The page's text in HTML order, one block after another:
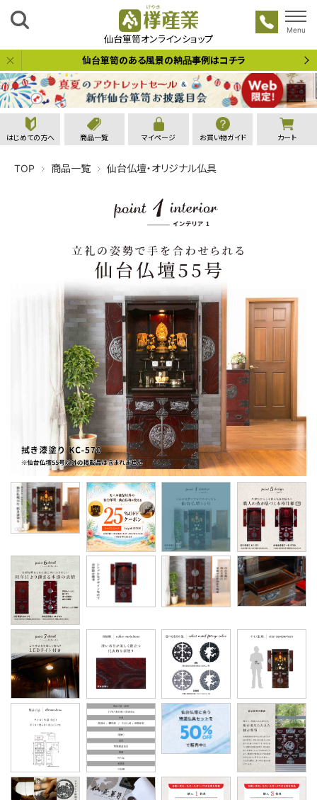
欅産業
仙台箪笥オンラインショップ
Menu
仙台箪笥のある風景の納品事例はコチラ
はじめての方へ 商品一覧 マイページ お買い物ガイド カート
TOP 商品一覧 仙台仏壇・オリジナル仏具